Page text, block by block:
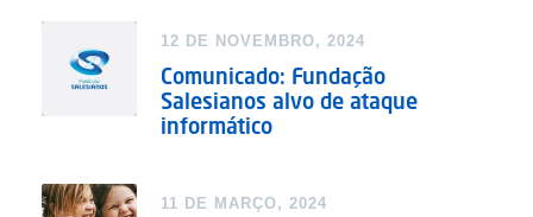
12 DE NOVEMBRO, 2024
Comunicado: Fundação
Salesianos alvo de ataque
informático
11 DE MARÇO, 2024